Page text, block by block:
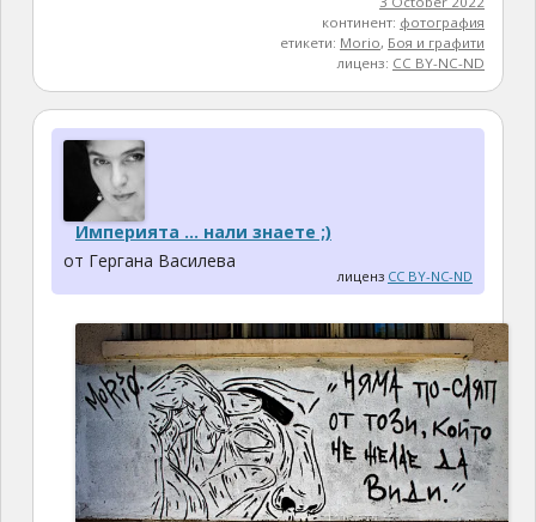
континент: фотография
етикети: Morio, Боя и графити
лиценз: CC BY-NC-ND
Империята … нали знаете ;)
от Гергана Василева
лиценз CC BY-NC-ND